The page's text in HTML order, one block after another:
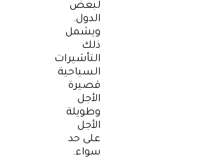
لبعض
الدول.
ويشمل
ذلك
التأشيرات
السياحية
قصيرة
الأجل
وطويلة
الأجل
على حد
سواء.